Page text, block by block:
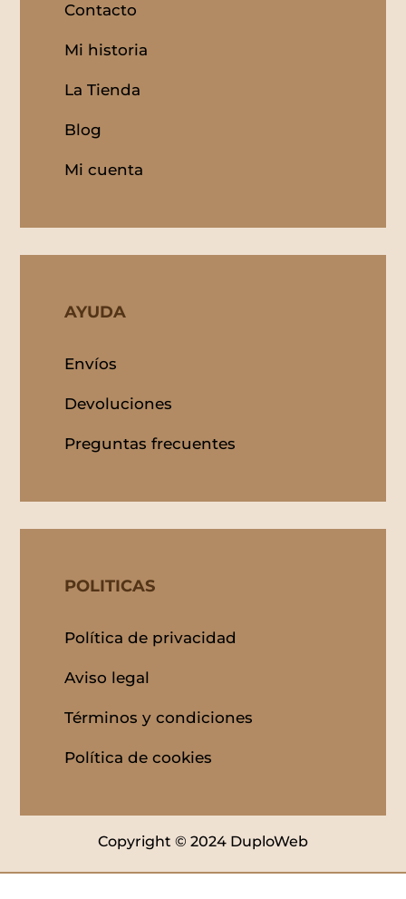
Contacto
Mi historia
La Tienda
Blog
Mi cuenta
AYUDA
Envíos
Devoluciones
Preguntas frecuentes
POLITICAS
Política de privacidad
Aviso legal
Términos y condiciones
Política de cookies
Copyright © 2024 DuploWeb